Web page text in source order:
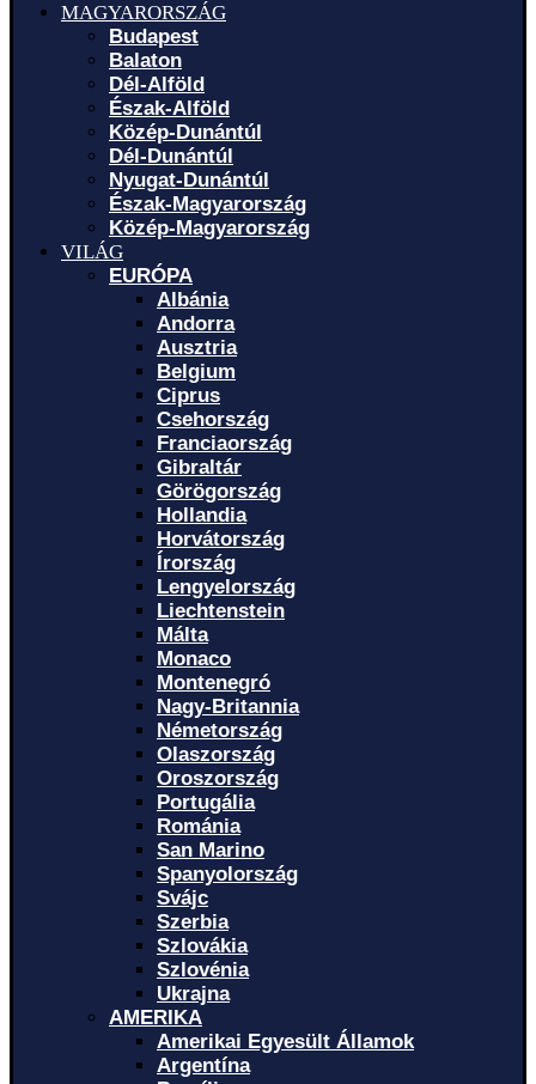
MAGYARORSZÁG
Budapest
Balaton
Dél-Alföld
Észak-Alföld
Közép-Dunántúl
Dél-Dunántúl
Nyugat-Dunántúl
Észak-Magyarország
Közép-Magyarország
VILÁG
EURÓPA
Albánia
Andorra
Ausztria
Belgium
Ciprus
Csehország
Franciaország
Gibraltár
Görögország
Hollandia
Horvátország
Írország
Lengyelország
Liechtenstein
Málta
Monaco
Montenegró
Nagy-Britannia
Németország
Olaszország
Oroszország
Portugália
Románia
San Marino
Spanyolország
Svájc
Szerbia
Szlovákia
Szlovénia
Ukrajna
AMERIKA
Amerikai Egyesült Államok
Argentína